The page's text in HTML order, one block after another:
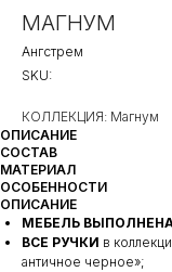
МАГНУМ
Ангстрем
SKU:
КОЛЛЕКЦИЯ: Магнум
ОПИСАНИЕ
СОСТАВ
МАТЕРИАЛ
ОСОБЕННОСТИ
ОПИСАНИЕ
МЕБЕЛЬ
ВСЕ РУЧКИ в
античное черное»;